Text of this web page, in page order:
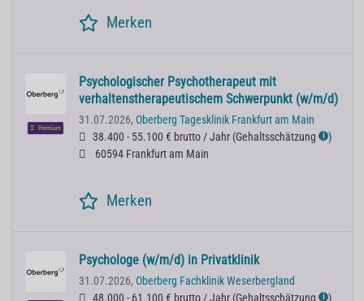
Merken
Premium
Psychologischer Psychotherapeut mit
verhaltenstherapeutischem Schwerpunkt (w/m/d)
31.07.2026, Oberberg Tagesklinik Frankfurt am Main
38.400 - 55.100 € brutto / Jahr (Gehaltsschätzung ℹ )
60594 Frankfurt am Main
Merken
Psychologe (w/m/d) in Privatklinik
31.07.2026, Oberberg Fachklinik Weserbergland
ℹ